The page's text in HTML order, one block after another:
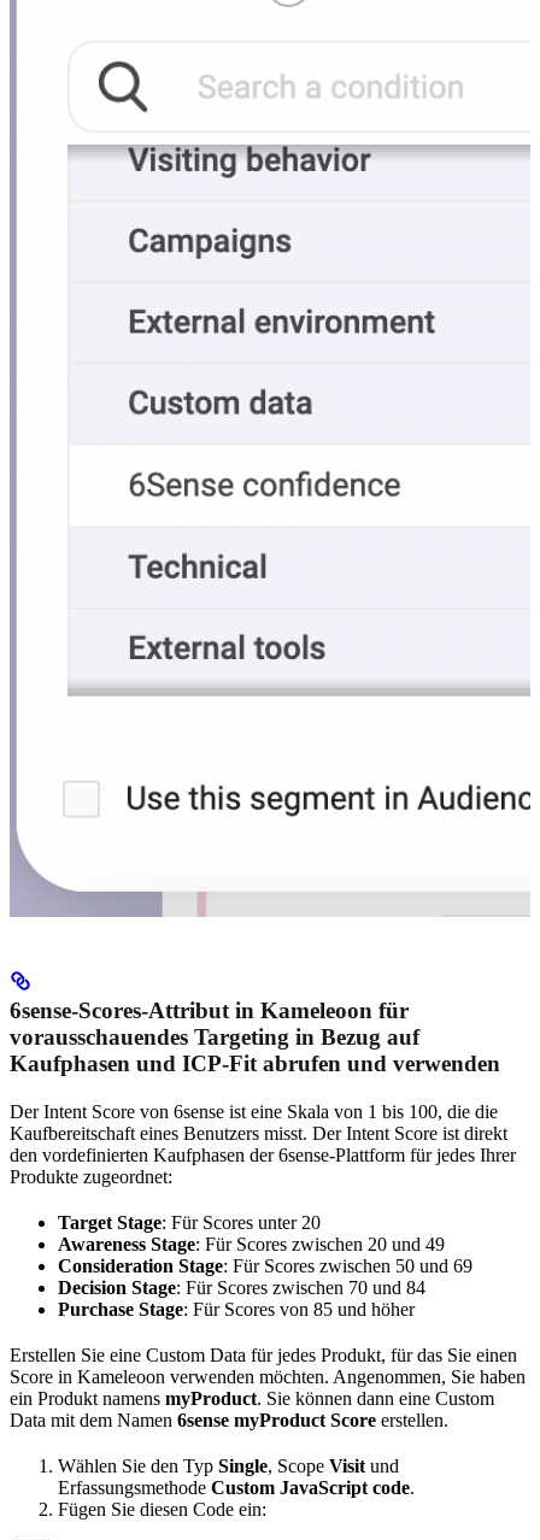
6sense-Scores-Attribut in Kameleoon für
vorausschauendes Targeting in Bezug auf
Kaufphasen und ICP-Fit abrufen und verwenden
Der Intent Score von 6sense ist eine Skala von 1 bis 100, die die
Kaufbereitschaft eines Benutzers misst. Der Intent Score ist direkt
den vordefinierten Kaufphasen der 6sense-Plattform für jedes Ihrer
Produkte zugeordnet:
Target Stage: Für Scores unter 20
Awareness Stage: Für Scores zwischen 20 und 49
Consideration Stage: Für Scores zwischen 50 und 69
Decision Stage: Für Scores zwischen 70 und 84
Purchase Stage: Für Scores von 85 und höher
Erstellen Sie eine Custom Data für jedes Produkt, für das Sie einen
Score in Kameleoon verwenden möchten. Angenommen, Sie haben
ein Produkt namens myProduct. Sie können dann eine Custom
Data mit dem Namen 6sense myProduct Score erstellen.
Wählen Sie den Typ Single, Scope Visitund
Erfassungsmethode Custom JavaScript code.
Fügen Sie diesen Code ein: